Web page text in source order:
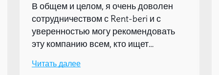
В общем и целом, я очень доволен
сотрудничеством с Rent-beri и с
уверенностью могу рекомендовать
эту компанию всем, кто ищет
мероприятий.
Читать далее